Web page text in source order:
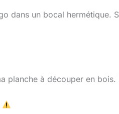
dans un bocal hermétique.
planche à découper en bois.